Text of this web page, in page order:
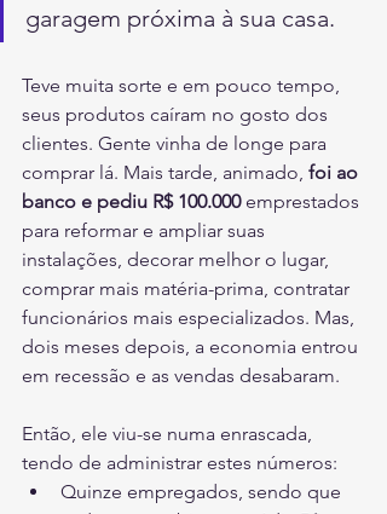
garagem próxima à sua casa.
Teve muita sorte e em pouco tempo,
seus produtos caíram no gosto dos
clientes. Gente vinha de longe para
comprar lá. Mais tarde, animado, foi ao
banco e pediu R$ 100.000 emprestados
para reformar e ampliar suas
instalações, decorar melhor o lugar,
comprar mais matéria-prima, contratar
funcionários mais especializados. Mas,
dois meses depois, a economia entrou
em recessão e as vendas desabaram.
Então, ele viu-se numa enrascada,
tendo de administrar estes números:
Quinze empregados, sendo que